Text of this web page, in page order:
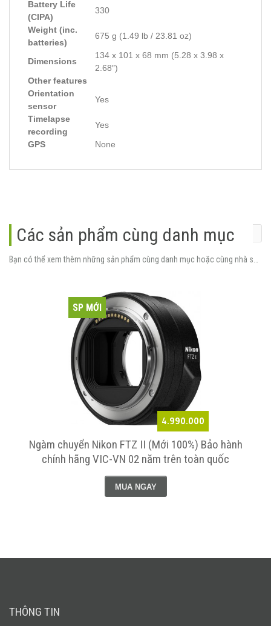
Battery Life
(CIPA)
330
Weight (inc.
batteries)
675 g (1.49 lb / 23.81 oz)
Dimensions
134 x 101 x 68 mm (5.28 x 3.98 x
2.68″)
Other features
Orientation
sensor
Yes
Timelapse
recording
Yes
GPS
None
Các sản phẩm cùng danh mục
4.990.000
SP MỚI
Ngàm chuyển Nikon FTZ II (Mới 100%) Bảo hành
chính hãng VIC-VN 02 năm trên toàn quốc
MUA NGAY
THÔNG TIN